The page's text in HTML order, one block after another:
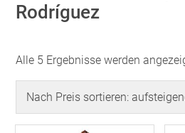
Rodríguez
Alle 5 Ergebnisse werden